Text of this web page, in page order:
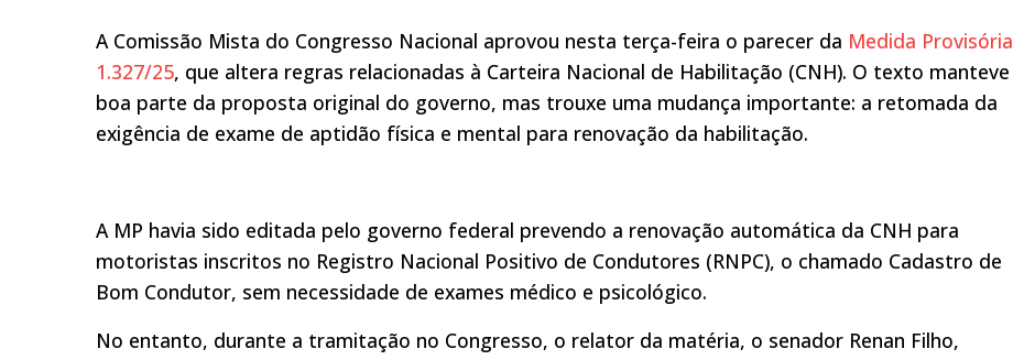
A Comissão Mista do Congresso Nacional aprovou nesta terça-feira o parecer da Medida Provisória
1.327/25, que altera regras relacionadas à Carteira Nacional de Habilitação (CNH). O texto manteve
boa parte da proposta original do governo, mas trouxe uma mudança importante: a retomada da
exigência de exame de aptidão física e mental para renovação da habilitação.
A MP havia sido editada pelo governo federal prevendo a renovação automática da CNH para
motoristas inscritos no Registro Nacional Positivo de Condutores (RNPC), o chamado Cadastro de
Bom Condutor, sem necessidade de exames médico e psicológico.
No entanto, durante a tramitação no Congresso, o relator da matéria, o senador Renan Filho,